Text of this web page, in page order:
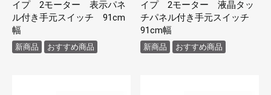
イプ 2モーター 表示パネ
ル付き手元スイッチ 91cm
幅
新商品 おすすめ商品
イプ 2モーター 液晶タッ
チパネル付き手元スイッチ
91cm幅
新商品 おすすめ商品